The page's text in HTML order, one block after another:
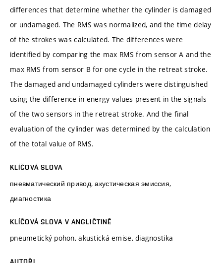
differences that determine whether the cylinder is damaged
or undamaged. The RMS was normalized, and the time delay
of the strokes was calculated. The differences were
identified by comparing the max RMS from sensor A and the
max RMS from sensor B for one cycle in the retreat stroke.
The damaged and undamaged cylinders were distinguished
using the difference in energy values present in the signals
of the two sensors in the retreat stroke. And the final
evaluation of the cylinder was determined by the calculation
of the total value of RMS.
KLÍČOVÁ SLOVA
пневматический привод, акустическая эмиссия,
диагностика
KLÍČOVÁ SLOVA V ANGLIČTINĚ
pneumetický pohon, akustická emise, diagnostika
AUTOŘI